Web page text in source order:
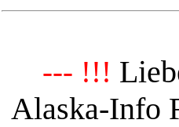
--- !!!
Alaska-Info